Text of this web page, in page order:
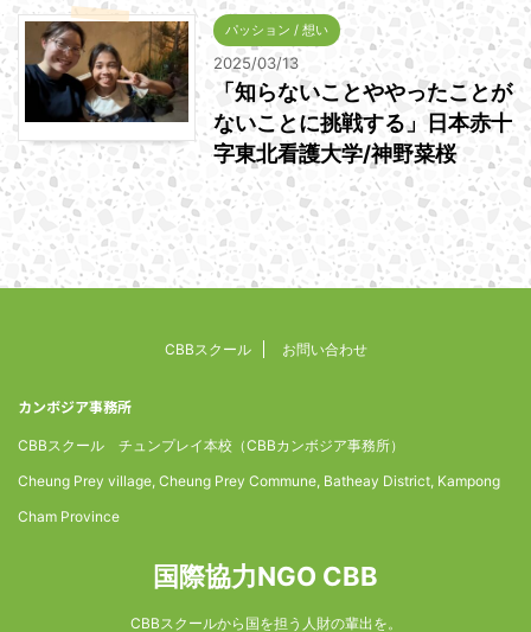
パッション / 想い
2025/03/13
「知らないことややったことが
ないことに挑戦する」日本赤十
字東北看護大学/神野菜桜
CBBスクール お問い合わせ
カンボジア事務所
CBBスクール チュンプレイ本校（CBBカンボジア事務所）
Cheung Prey village, Cheung Prey Commune, Batheay District, Kampong
Cham Province
国際協力NGO CBB
CBBスクールから国を担う人財の輩出を。